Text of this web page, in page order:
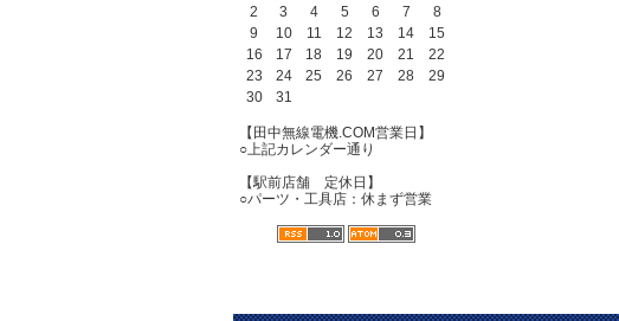
2
3 4 5 6 7
8
9
10 11 12 13 14
15
16
17 18 19 20 21
22
23
24 25 26 27 28
29
30
31
【田中無線電機.COM営業日】
○上記カレンダー通り
【駅前店舗 定休日】
○パーツ・工具店：休まず営業